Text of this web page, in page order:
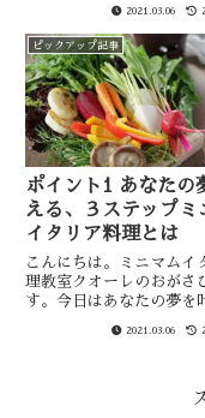
力についてお伝えしたい
す。糖質制限（低炭水化
カボダイエットは、数年
行りコンビニでもよくみ
よ...
2021.03.06
ピックアップ記事
ポイント1 あなたの
える、３ステップミ
イタリア料理とは
こんにちは。ミニマムイ
理教室クオーレのおがさ
す。今日はあなたの夢を
とはいったいどんな料理
業工程が大きく３つ（下
2021.03.06